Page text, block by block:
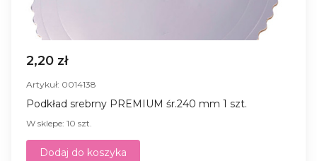
2,20 zł
Artykuł: 0014138
Podkład srebrny PREMIUM śr.240 mm 1 szt.
W sklepe: 10 szt.
Dodaj do koszyka